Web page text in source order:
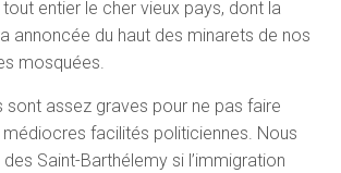
entier le cher vieux pays, dont la
annoncée du haut des minarets de nos
mosquées.
sont assez graves pour ne pas faire
facilités politiciennes. Nous
Saint-Barthélemy si l’immigration